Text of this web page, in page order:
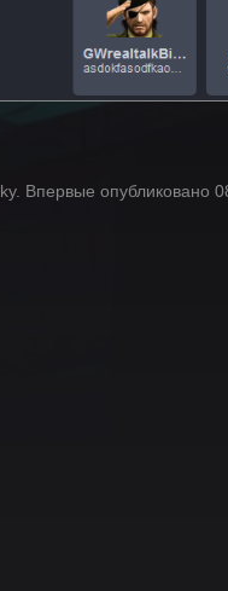
Впервые опубликовано